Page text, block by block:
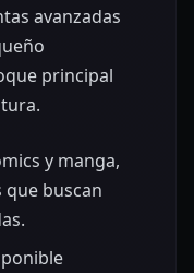
avanzadas
principal
y manga,
buscan